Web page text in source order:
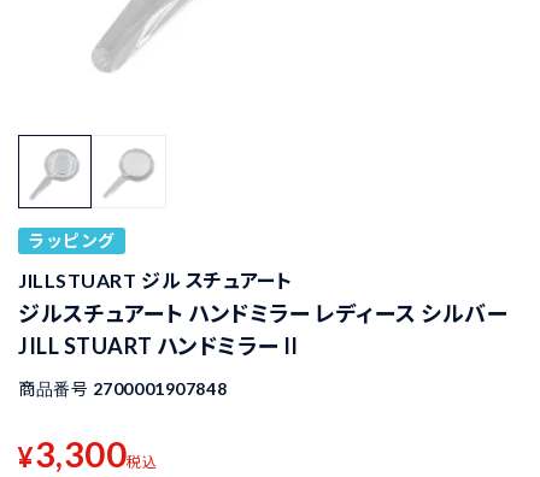
ラッピング
JILLSTUART ジル スチュアート
ジルスチュアート ハンドミラー レディース シルバー
JILL STUART ハンドミラー II
商品番号 2700001907848
¥3,300税込